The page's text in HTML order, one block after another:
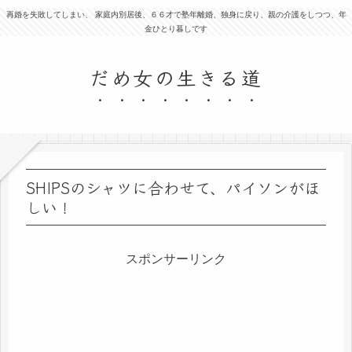
再婚を失敗してしまい、 家庭内別居後、６６才で塾年離婚、独身に戻り、親の介護をしつつ、年
金ひとり暮しです
だめ女の生きる道
SHIPSのシャツに合わせて、パイソンがほ
しい！
スポンサーリンク